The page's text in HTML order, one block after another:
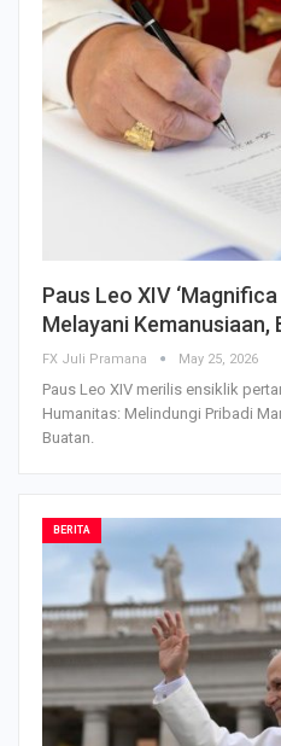
Paus Leo XIV
Melayani
FX Juli Pramana May 25, 2026
Paus Leo XIV merilis ensiklik
Humanitas: Melindungi Pribadi
Buatan.
BERITA